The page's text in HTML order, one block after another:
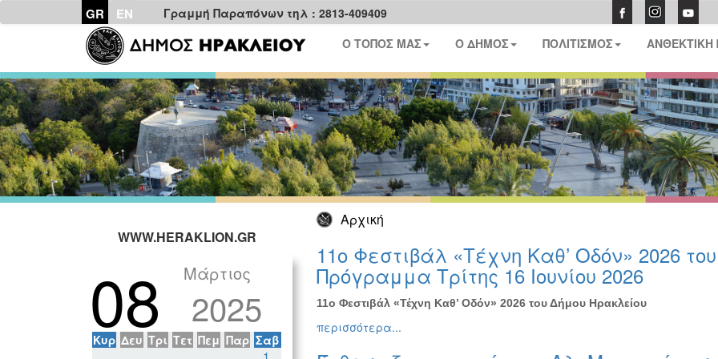
GR EN
Γραμμή Παραπόνων τηλ : 2813-409409
Ο ΤΟΠΟΣ ΜΑΣ
Ο ΔΗΜΟΣ ΠΟΛΙΤΙΣΜΟΣ ΑΝΘΕΚΤΙΚΗ
Αρχική
WWW.HERAKLION.GR
08 Μάρτιος
2025
Κυρ Δευ Τρι Τετ Πεμ Παρ Σαβ
11ο Φεστιβάλ «Τέχνη Καθ’ Οδόν» 2026
Πρόγραμμα Τρίτης 16 Ιουνίου 2026
11ο Φεστιβάλ «Τέχνη Καθ’ Οδόν» 2026 του Δήμου Ηρακλείου
περισσότερα...